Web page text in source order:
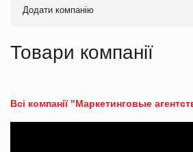
Додати компанію
Товари компанії
Всі компанії "Маркетинговые